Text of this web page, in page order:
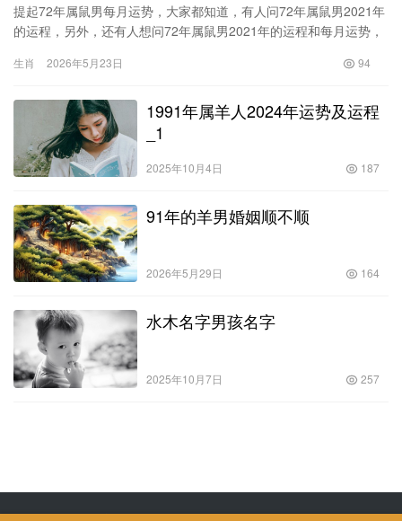
提起72年属鼠男每月运势，大家都知道，有人问72年属鼠男2021年
的运程，另外，还有人想问72年属鼠男2021年的运程和每月运势，
一起来看看72年属鼠男年的运程，希望能够帮助到大家！72年属鼠
生肖 2026年5月23日 94
1991年属羊人2024年运势及运程
_1
2025年10月4日 187
91年的羊男婚姻顺不顺
2026年5月29日 164
水木名字男孩名字
2025年10月7日 257
Copyright © 飒飒宠物生活 版权所有SiteMap网站地图苏ICP备2022024906